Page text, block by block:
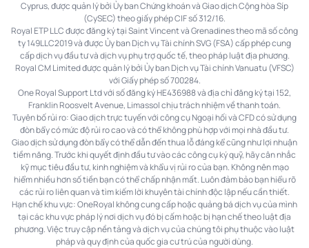
Cyprus, được quản lý bởi Ủy ban Chứng khoán và Giao dịch Cộng hòa Síp
(CySEC) theo giấy phép CIF số 312/16.
Royal ETP LLC được đăng ký tại Saint Vincent và Grenadines theo mã số công
ty 149LLC2019 và được Ủy ban Dịch vụ Tài chính SVG (FSA) cấp phép cung
cấp dịch vụ đầu tư và dịch vụ phụ trợ quốc tế, theo pháp luật địa phương.
Royal CM Limited được quản lý bởi Ủy ban Dịch vụ Tài chính Vanuatu (VFSC)
với Giấy phép số 700284.
One Royal Support Ltd với số đăng ký HE436988 và địa chỉ đăng ký tại 152,
Franklin Roosvelt Avenue, Limassol chịu trách nhiệm về thanh toán.
Tuyên bố rủi ro: Giao dịch trực tuyến với công cụ Ngoại hối và CFD có sử dụng
đòn bẩy có mức độ rủi ro cao và có thể không phù hợp với mọi nhà đầu tư.
Giao dịch sử dụng đòn bẩy có thể dẫn đến thua lỗ đáng kể cũng như lợi nhuận
tiềm năng. Trước khi quyết định đầu tư vào các công cụ ký quỹ, hãy cân nhắc
kỹ mục tiêu đầu tư, kinh nghiệm và khẩu vị rủi ro của bạn. Không nên mạo
hiểm nhiều hơn số tiền bạn có thể chấp nhận mất. Luôn đảm bảo bạn hiểu rõ
các rủi ro liên quan và tìm kiếm lời khuyên tài chính độc lập nếu cần thiết.
Hạn chế khu vực: OneRoyal không cung cấp hoặc quảng bá dịch vụ của mình
tại các khu vực pháp lý nơi dịch vụ đó bị cấm hoặc bị hạn chế theo luật địa
phương. Việc truy cập nền tảng và dịch vụ của chúng tôi phụ thuộc vào luật
pháp và quy định của quốc gia cư trú của người dùng.